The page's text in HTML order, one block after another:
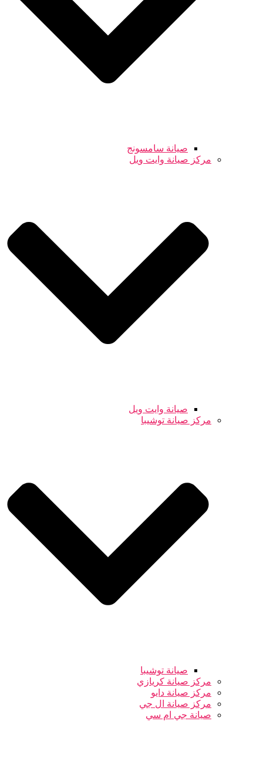
صيانة سامسونج
مركز صيانة وايت ويل
صيانة وايت ويل
مركز صيانة توشيبا
صيانة توشيبا
مركز صيانة كريازي
مركز صيانة دايو
مركز صيانة ال جي
صيانة جي ام سي